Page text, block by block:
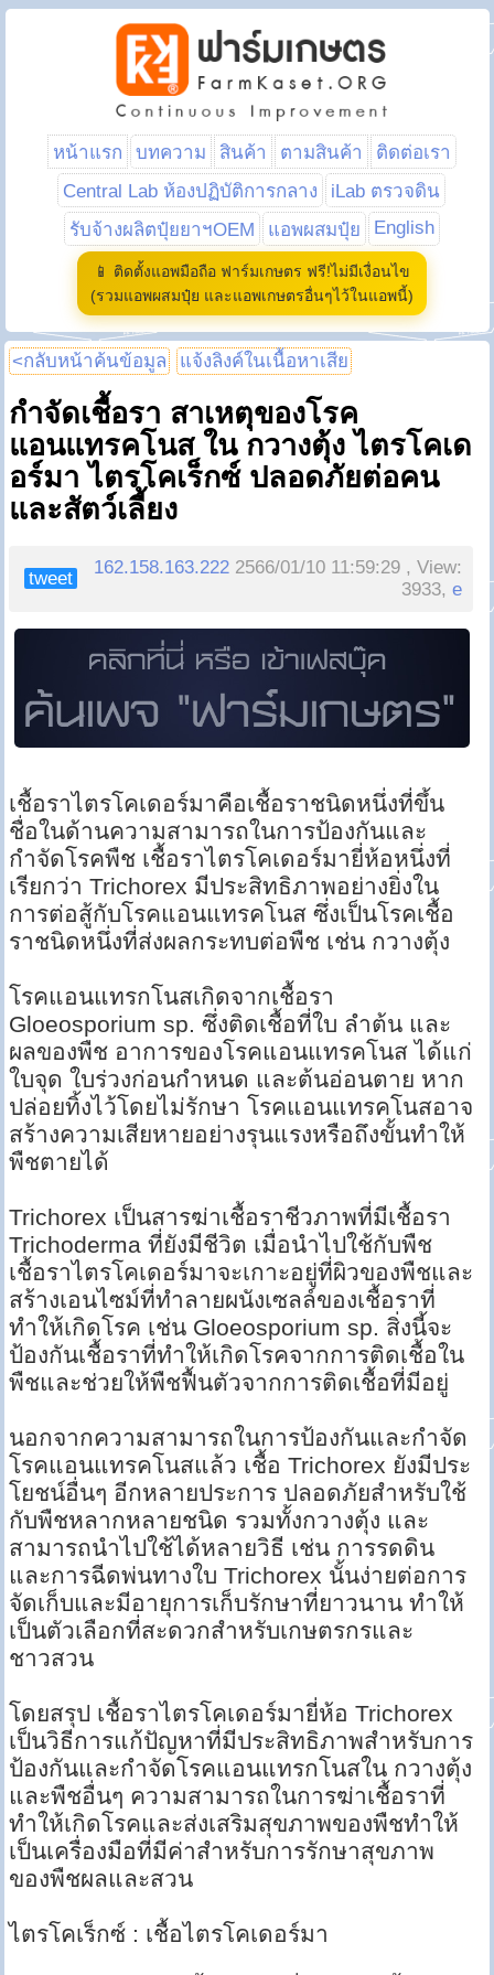
หน้าแรก บทความ สินค้า ตามสินค้า
ติดต่อเรา
Central Lab ห้องปฏิบัติการกลาง
iLab ตรวจดิน
รับจ้างผลิตปุ๋ยยาฯOEM
แอพผสมปุ๋ย English
📱 ติดตั้งแอพมือถือ ฟาร์มเกษตร ฟรี!ไม่มีเงื่อนไข
(รวมแอพผสมปุ๋ย และแอพเกษตรอื่นๆไว้ในแอพนี้)
<กลับหน้าค้นข้อมูล แจ้งลิงค์ในเนื้อหาเสีย
กำจัดเชื้อรา สาเหตุของโรค
แอนแทรคโนส ใน กวางตุ้ง ไตรโคเด
อร์มา ไตรโคเร็กซ์ ปลอดภัยต่อคน
และสัตว์เลี้ยง
tweet
162.158.163.222 2566/01/10 11:59:29 , View:
3933,e
เชื้อราไตรโคเดอร์มาคือเชื้อราชนิดหนึ่งที่ขึ้น
ชื่อในด้านความสามารถในการป้องกันและ
กำจัดโรคพืช เชื้อราไตรโคเดอร์มายี่ห้อหนึ่งที่
เรียกว่า Trichorex มีประสิทธิภาพอย่างยิ่งใน
การต่อสู้กับโรคแอนแทรคโนส ซึ่งเป็นโรคเชื้อ
ราชนิดหนึ่งที่ส่งผลกระทบต่อพืช เช่น กวางตุ้ง
โรคแอนแทรกโนสเกิดจากเชื้อรา
Gloeosporium sp. ซึ่งติดเชื้อที่ใบ ลำต้น และ
ผลของพืช อาการของโรคแอนแทรคโนส ได้แก่
ใบจุด ใบร่วงก่อนกำหนด และต้นอ่อนตาย หาก
ปล่อยทิ้งไว้โดยไม่รักษา โรคแอนแทรคโนสอาจ
สร้างความเสียหายอย่างรุนแรงหรือถึงขั้นทำให้
พืชตายได้
Trichorex เป็นสารฆ่าเชื้อราชีวภาพที่มีเชื้อรา
Trichoderma ที่ยังมีชีวิต เมื่อนำไปใช้กับพืช
เชื้อราไตรโคเดอร์มาจะเกาะอยู่ที่ผิวของพืชและ
สร้างเอนไซม์ที่ทำลายผนังเซลล์ของเชื้อราที่
ทำให้เกิดโรค เช่น Gloeosporium sp. สิ่งนี้จะ
ป้องกันเชื้อราที่ทำให้เกิดโรคจากการติดเชื้อใน
พืชและช่วยให้พืชฟื้นตัวจากการติดเชื้อที่มีอยู่
นอกจากความสามารถในการป้องกันและกำจัด
โรคแอนแทรคโนสแล้ว เชื้อ Trichorex ยังมีประ
โยชน์อื่นๆ อีกหลายประการ ปลอดภัยสำหรับใช้
กับพืชหลากหลายชนิด รวมทั้งกวางตุ้ง และ
สามารถนำไปใช้ได้หลายวิธี เช่น การรดดิน
และการฉีดพ่นทางใบ Trichorex นั้นง่ายต่อการ
จัดเก็บและมีอายุการเก็บรักษาที่ยาวนาน ทำให้
เป็นตัวเลือกที่สะดวกสำหรับเกษตรกรและ
ชาวสวน
โดยสรุป เชื้อราไตรโคเดอร์มายี่ห้อ Trichorex
เป็นวิธีการแก้ปัญหาที่มีประสิทธิภาพสำหรับการ
ป้องกันและกำจัดโรคแอนแทรกโนสใน กวางตุ้ง
และพืชอื่นๆ ความสามารถในการฆ่าเชื้อราที่
ทำให้เกิดโรคและส่งเสริมสุขภาพของพืชทำให้
เป็นเครื่องมือที่มีค่าสำหรับการรักษาสุขภาพ
ของพืชผลและสวน
ไตรโคเร็กซ์ : เชื้อไตรโคเดอร์มา